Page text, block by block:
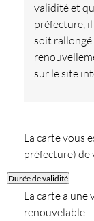
validité et
préfecture,
soit
sur le site
La carte vous
préfecture) de
Durée de validité
La carte a une
renouvelable.